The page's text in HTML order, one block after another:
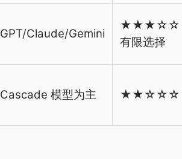
GPT/Claude/Gemini
★★★☆☆
有限选择
Cascade 模型为主 ★★☆☆☆